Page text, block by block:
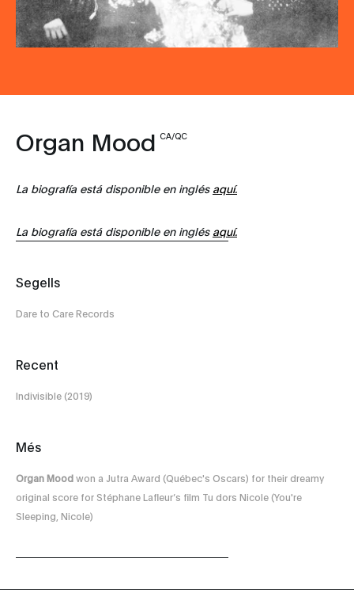
Organ Mood CA/QC
La biografía está disponible en inglés aquí.
La biografía está disponible en inglés aquí.
Segells
Dare to Care Records
Recent
Indivisible (2019)
Més
Organ Mood won a Jutra Award (Québec's Oscars) for their dreamy
original score for Stéphane Lafleur’s film Tu dors Nicole (You're
Sleeping, Nicole)